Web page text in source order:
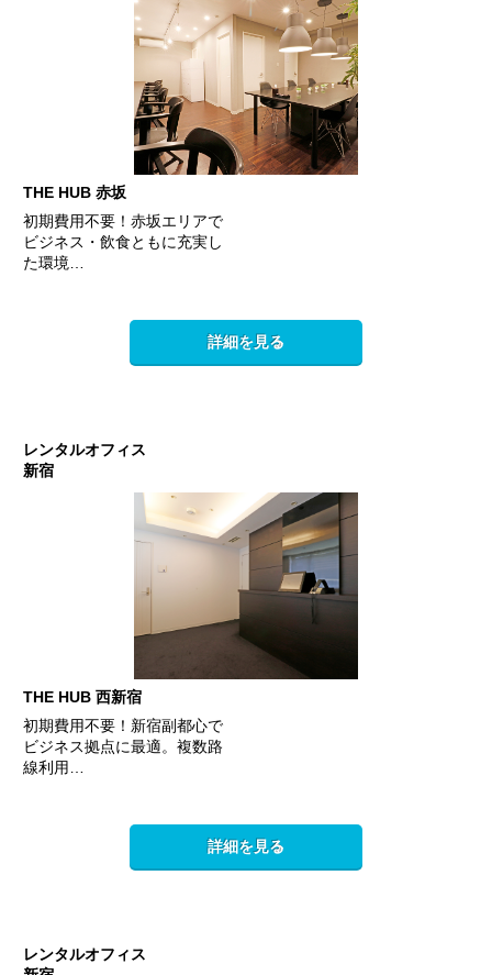
THE HUB 赤坂
初期費用不要！赤坂エリアで
ビジネス・飲食ともに充実し
た環境…
詳細を見る
レンタルオフィス
新宿
THE HUB 西新宿
初期費用不要！新宿副都心で
ビジネス拠点に最適。複数路
線利用…
詳細を見る
レンタルオフィス